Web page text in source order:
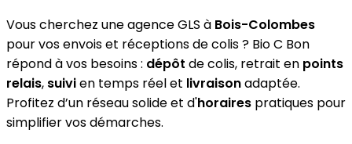
Vous cherchez une agence GLS à Bois-Colombes
pour vos envois et réceptions de colis ? Bio C Bon
répond à vos besoins : dépôt de colis, retrait en points
relais, suivien temps réel et livraisonadaptée.
Profitez d’un réseau solide et d'horaires pratiques pour
simplifier vos démarches.